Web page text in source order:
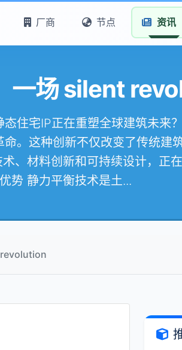
厂商 节点 资讯
一场 silent
住宅IP正在重塑全球建筑未来
。这种创新不仅改变了传统建
、材料创新和可持续设计，正
势 静力平衡技术是土...
revolution